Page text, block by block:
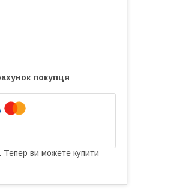
покупця
Тепер ви можете купити